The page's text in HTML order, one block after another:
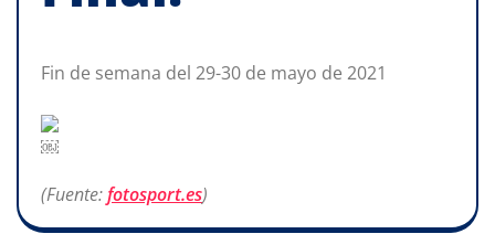
Fin de semana del 29-30 de mayo de 2021
￼
(Fuente:fotosport.es)